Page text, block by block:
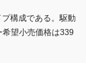
構成である。駆動
望小売価格は339